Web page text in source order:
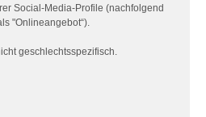
Social-Media-Profile (nachfolgend
"Onlineangebot“).
geschlechtsspezifisch.